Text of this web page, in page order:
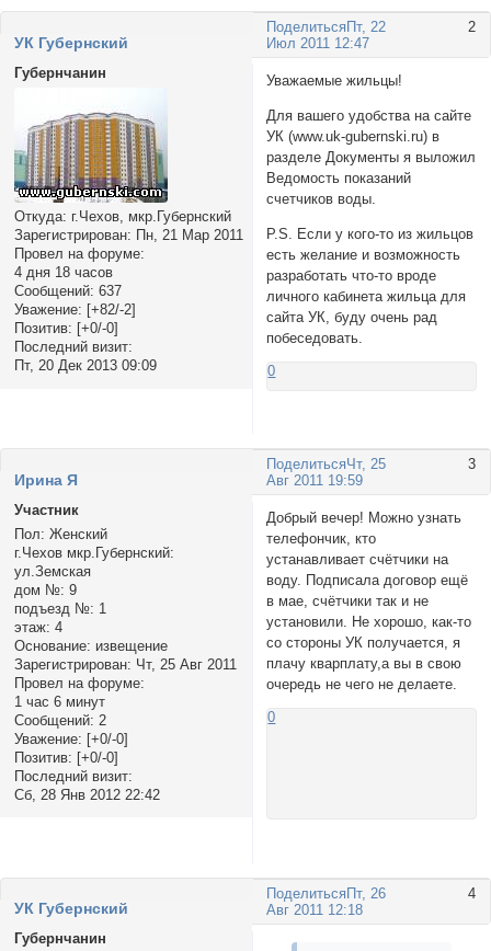
Поделиться 2
Пт, 22
Июл 2011 12:47
УК Губернский
Губернчанин
Откуда: г.Чехов, мкр.Губернский
Зарегистрирован: Пн, 21 Мар 2011
Провел на форуме:
4 дня 18 часов
Сообщений: 637
Уважение: [+82/-2]
Позитив: [+0/-0]
Последний визит:
Пт, 20 Дек 2013 09:09
Уважаемые жильцы!
Для вашего удобства на сайте
УК (www.uk-gubernski.ru) в
разделе Документы я выложил
Ведомость показаний
счетчиков воды.
P.S. Если у кого-то из жильцов
есть желание и возможность
разработать что-то вроде
личного кабинета жильца для
сайта УК, буду очень рад
побеседовать.
0
Поделиться 3
Чт, 25
Авг 2011 19:59
Ирина Я
Участник
Пол: Женский
г.Чехов мкр.Губернский:
ул.Земская
дом №: 9
подъезд №: 1
этаж: 4
Основание: извещение
Зарегистрирован: Чт, 25 Авг 2011
Провел на форуме:
1 час 6 минут
Сообщений: 2
Уважение: [+0/-0]
Позитив: [+0/-0]
Последний визит:
Сб, 28 Янв 2012 22:42
Добрый вечер! Можно узнать
телефончик, кто
устанавливает счётчики на
воду. Подписала договор ещё
в мае, счётчики так и не
установили. Не хорошо, как-то
со стороны УК получается, я
плачу кварплату,а вы в свою
очередь не чего не делаете.
0
Поделиться 4
Пт, 26
Авг 2011 12:18
УК Губернский
Губернчанин